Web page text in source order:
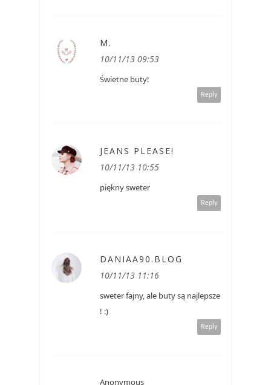
M.
10/11/13 09:53
Świetne buty!
Reply
JEANS PLEASE!
10/11/13 10:55
piękny sweter
Reply
DANIAA90.BLOG
10/11/13 11:16
sweter fajny, ale buty są najlepsze
! :)
Reply
Anonymous